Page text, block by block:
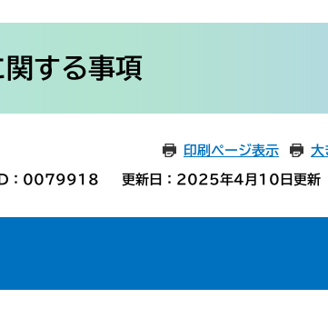
する事項
印刷ページ表示 大
：0079918 更新日：2025年4月10日更新